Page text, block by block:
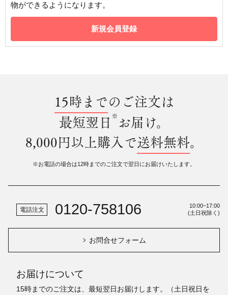
物ができるようになります。
15時までのご注文は
最短翌日 ※ お届け。
8,000円以上購入で送料無料。
※お電話の場合は12時までのご注文で翌日にお届けいたします。
電話注文 0120-758106
10:00~17:00
(土日祝除く)
お問合せフォーム
お届けについて
15時までのご注文は、最短翌日お届けします。（土日祝日を